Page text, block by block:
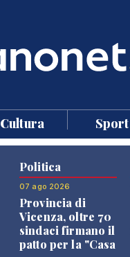
Cultura Sport
Politica
07 ago 2026
Provincia di
Vicenza, oltre 70
sindaci firmano il
patto per la "Casa